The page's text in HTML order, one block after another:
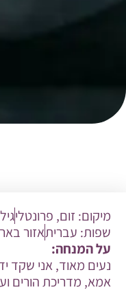
מיקום:זום, פרונטלי
שפות: עבריתאזור
על המנחה:
נעים מאוד, אני שקד
אמא, מדריכת הורים